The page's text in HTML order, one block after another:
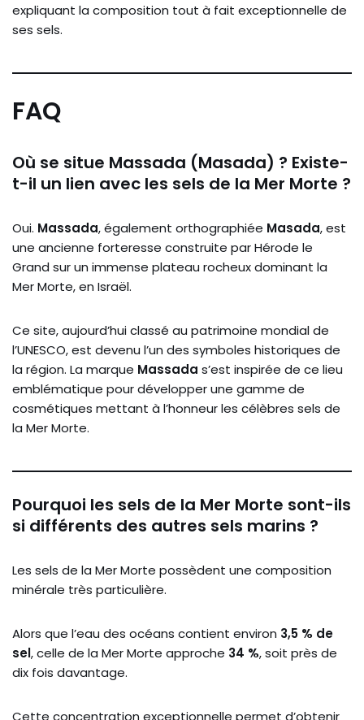
expliquant la composition tout à fait exceptionnelle de
ses sels.
FAQ
Où se situe Massada (Masada) ? Existe-
t-il un lien avec les sels de la Mer Morte ?
Oui. Massada, également orthographiée Masada, est
une ancienne forteresse construite par Hérode le
Grand sur un immense plateau rocheux dominant la
Mer Morte, en Israël.
Ce site, aujourd’hui classé au patrimoine mondial de
l’UNESCO, est devenu l’un des symboles historiques de
la région. La marque Massada s’est inspirée de ce lieu
emblématique pour développer une gamme de
cosmétiques mettant à l’honneur les célèbres sels de
la Mer Morte.
Pourquoi les sels de la Mer Morte sont-ils
si différents des autres sels marins ?
Les sels de la Mer Morte possèdent une composition
minérale très particulière.
Alors que l’eau des océans contient environ 3,5 % de
sel, celle de la Mer Morte approche 34 %, soit près de
dix fois davantage.
Cette concentration exceptionnelle permet d’obtenir